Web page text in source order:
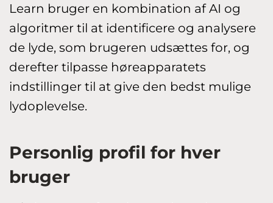
Learn bruger en kombination af AI og
algoritmer til at identificere og analysere
de lyde, som brugeren udsættes for, og
derefter tilpasse høreapparatets
indstillinger til at give den bedst mulige
lydoplevelse.
Personlig profil for hver
bruger